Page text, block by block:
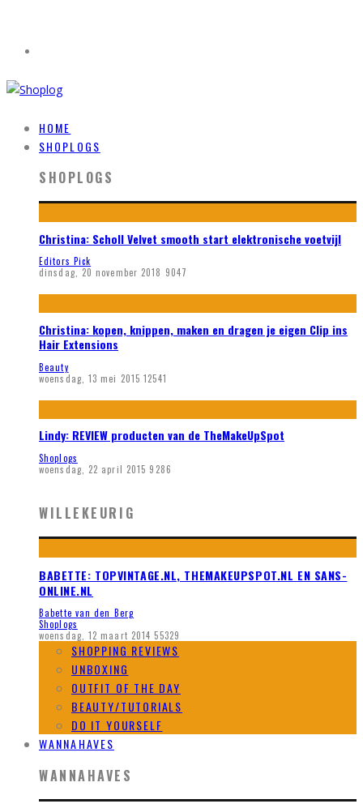
HOME
SHOPLOGS
SHOPLOGS
Christina: Scholl Velvet smooth start elektronische voetvijl
Editors Pick
dinsdag, 20 november 2018 9047
Christina: kopen, knippen, maken en dragen je eigen Clip ins
Hair Extensions
Beauty
woensdag, 13 mei 2015 12541
Lindy: REVIEW producten van de TheMakeUpSpot
Shoplogs
woensdag, 22 april 2015 9286
WILLEKEURIG
BABETTE: TOPVINTAGE.NL, THEMAKEUPSPOT.NL EN SANS-
ONLINE.NL
Babette van den Berg
Shoplogs
woensdag, 12 maart 2014 55329
SHOPPING REVIEWS
UNBOXING
OUTFIT OF THE DAY
BEAUTY/TUTORIALS
DO IT YOURSELF
WANNAHAVES
WANNAHAVES